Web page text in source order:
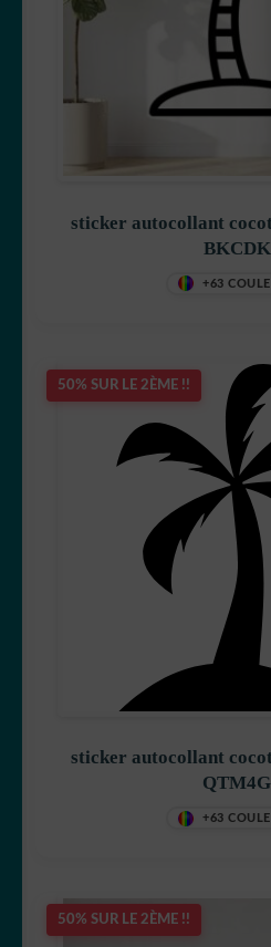
sticker autocollant
BKCDK
+63
50% SUR LE 2ÈME !!
sticker autocollant
QTM4G
+63
50% SUR LE 2ÈME !!